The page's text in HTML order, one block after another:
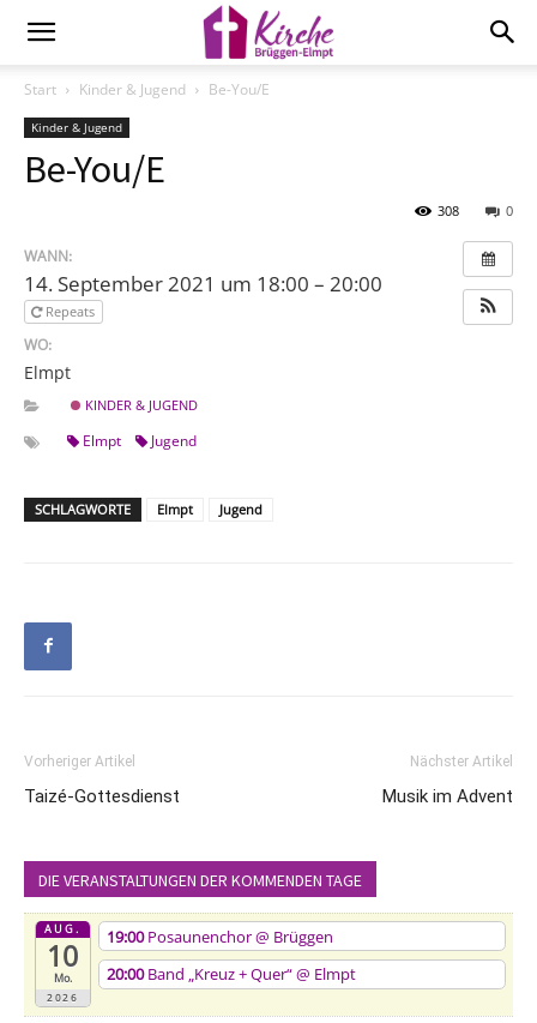
Start Kinder & Jugend Be-You/E
Kinder & Jugend
Be-You/E
0
308
WANN:
14. September 2021 um 18:00 – 20:00
Repeats
WO:
Elmpt
KINDER & JUGEND
Elmpt Jugend
SCHLAGWORTE Elmpt Jugend
Vorheriger Artikel
Taizé-Gottesdienst
Nächster Artikel
Musik im Advent
DIE VERANSTALTUNGEN DER KOMMENDEN TAGE
AUG.
10
Mo.
2026
19:00Posaunenchor@ Brüggen
20:00Band „Kreuz + Quer“@ Elmpt